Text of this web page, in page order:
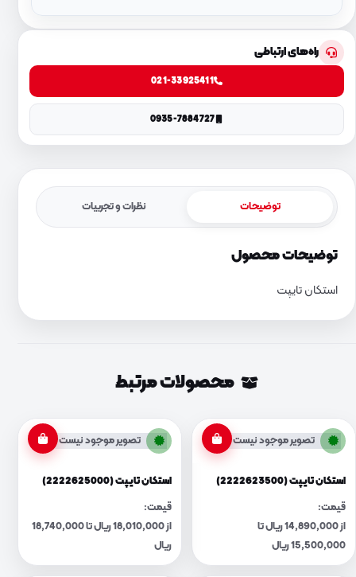
راه‌های ارتباطی
021-33925411
0935-7884727
توضیحات نظرات و تجربیات
توضیحات محصول
استکان تایپت
محصولات مرتبط
تصویر موجود نیست
استکان تایپت (2222623500)
قیمت:
از 14,890,000 ریال تا
15,500,000 ریال
تصویر موجود نیست
استکان تایپت (2222625000)
قیمت:
از 18,010,000 ریال تا 18,740,000
ریال